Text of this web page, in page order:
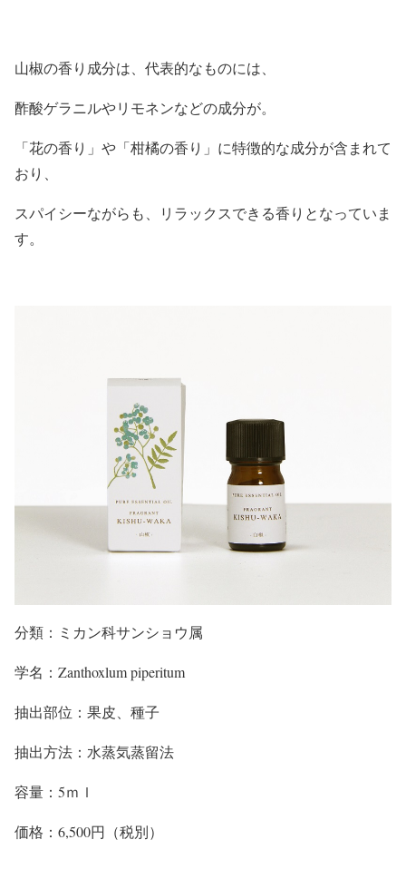
山椒の香り成分は、代表的なものには、
酢酸ゲラニルやリモネンなどの成分が。
「花の香り」や「柑橘の香り」に特徴的な成分が含まれて
おり、
スパイシーながらも、リラックスできる香りとなっていま
す。
分類：ミカン科サンショウ属
学名：Zanthoxlum piperitum
抽出部位：果皮、種子
抽出方法：水蒸気蒸留法
容量：5ｍｌ
価格：6,500円（税別）